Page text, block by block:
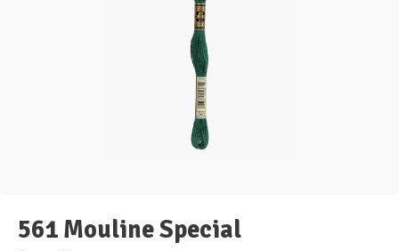
561 Mouline Special